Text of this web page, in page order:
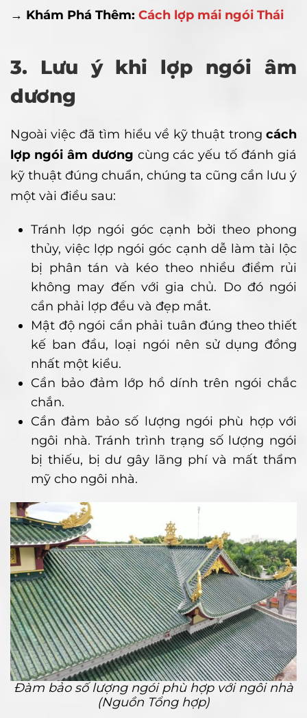
→ Khám Phá Thêm: Cách lợp mái ngói Thái
3. Lưu ý khi lợp ngói âm
dương
Ngoài việc đã tìm hiểu về kỹ thuật trong cách
lợp ngói âm dương cùng các yếu tố đánh giá
kỹ thuật đúng chuẩn, chúng ta cũng cần lưu ý
một vài điều sau:
Tránh lợp ngói góc cạnh bởi theo phong
thủy, việc lợp ngói góc cạnh dễ làm tài lộc
bị phân tán và kéo theo nhiều điềm rủi
không may đến với gia chủ. Do đó ngói
cần phải lợp đều và đẹp mắt.
Mật độ ngói cần phải tuân đúng theo thiết
kế ban đầu, loại ngói nên sử dụng đồng
nhất một kiểu.
Cần bảo đảm lớp hồ dính trên ngói chắc
chắn.
Cần đảm bảo số lượng ngói phù hợp với
ngôi nhà. Tránh trình trạng số lượng ngói
bị thiếu, bị dư gây lãng phí và mất thẩm
mỹ cho ngôi nhà.
Đàm bảo số lượng ngói phù hợp với ngôi nhà
(Nguồn Tổng hợp)